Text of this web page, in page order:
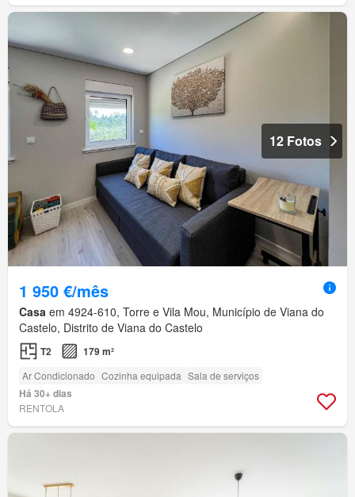
12 Fotos
1 950 €/mês
Casa em 4924-610, Torre e Vila Mou, Município de Viana do
Castelo, Distrito de Viana do Castelo
T2 179 m²
Ar Condicionado Cozinha equipada Sala de serviços
Há 30+ dias
RENTOLA